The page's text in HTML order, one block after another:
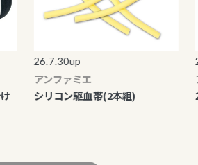
26.7.30up
アンファミエ
シリコン駆血帯(2本組)